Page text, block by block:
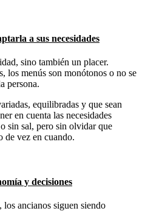
a sus necesidades
sino también un placer.
los menús son monótonos o no se
persona.
equilibradas y que sean
en cuenta las necesidades
sin sal, pero sin olvidar que
de vez en cuando.
y decisiones
los ancianos siguen siendo